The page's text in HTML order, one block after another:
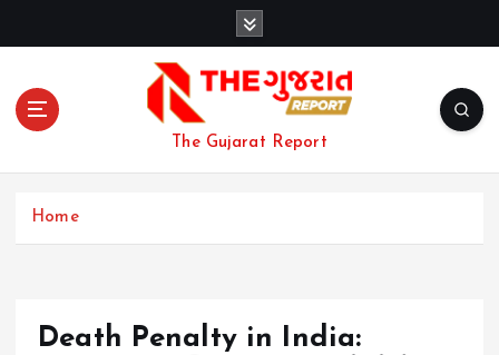
The Gujarat Report
Home
Death Penalty in India: